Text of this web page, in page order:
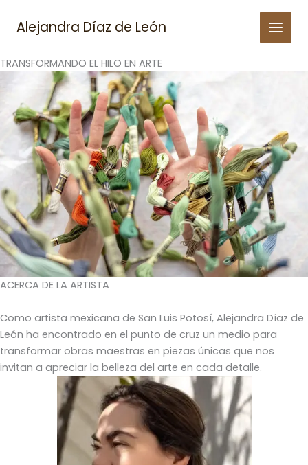
Alejandra Díaz de León
TRANSFORMANDO EL HILO EN ARTE
ACERCA DE LA ARTISTA
Como artista mexicana de San Luis Potosí, Alejandra Díaz de
León ha encontrado en el punto de cruz un medio para
transformar obras maestras en piezas únicas que nos
invitan a apreciar la belleza del arte en cada detalle.